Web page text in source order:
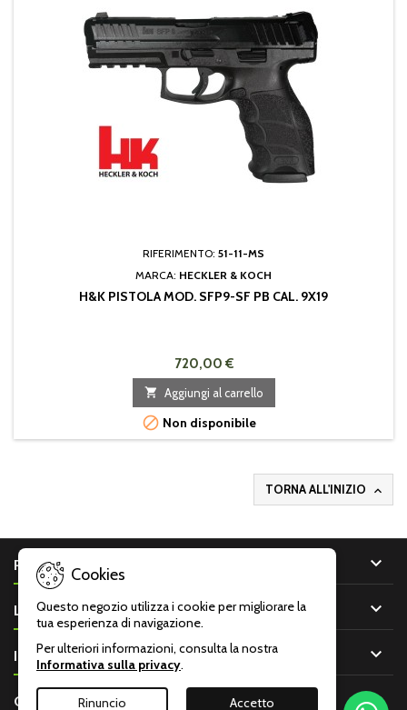
RIFERIMENTO: 51-11-MS
MARCA: HECKLER & KOCH
H&K PISTOLA MOD. SFP9-SF PB CAL. 9X19
720,00 €
 Aggiungi al carrello
 Non disponibile
TORNA ALL'INIZIO 
PRODOTTI 
LA NOSTRA AZIENDA 
IL TUO ACCOUNT 
CONTATTO 
Cookies
Questo negozio utilizza i cookie per migliorare la
tua esperienza di navigazione.
Per ulteriori informazioni, consulta la nostra
Informativa sulla privacy.
Rinuncio Accetto